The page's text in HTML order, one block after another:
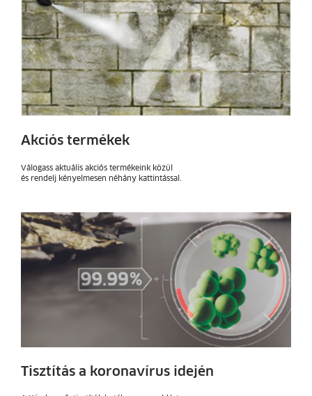
Akciós termékek
Válogass aktuális akciós termékeink közül
és rendelj kényelmesen néhány kattintással.
Tisztítás a koronavírus idején